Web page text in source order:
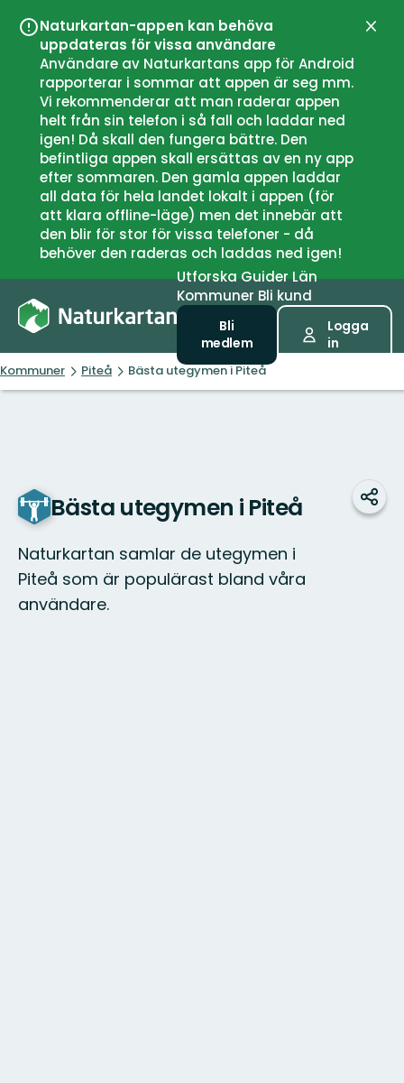
Naturkartan-appen kan behöva
uppdateras för vissa användare
Användare av Naturkartans app för Android
rapporterar i sommar att appen är seg mm.
Vi rekommenderar att man raderar appen
helt från sin telefon i så fall och laddar ned
igen! Då skall den fungera bättre. Den
befintliga appen skall ersättas av en ny app
efter sommaren. Den gamla appen laddar
all data för hela landet lokalt i appen (för
att klara offline-läge) men det innebär att
den blir för stor för vissa telefoner - då
behöver den raderas och laddas ned igen!
UtforskaGuiderLän
Kommuner Bli kund
Bli
medlem
Logga
in
Kommuner Piteå Bästa utegymen i Piteå
Bästa utegymen i Piteå
Naturkartan samlar de utegymen i
Piteå som är populärast bland våra
användare.
Dela